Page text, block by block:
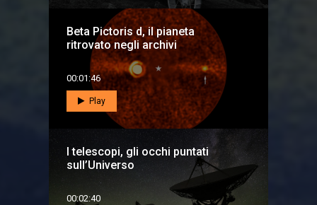
Beta Pictoris d, il pianeta
ritrovato negli archivi
00:01:46
Play
I telescopi, gli occhi puntati
sull’Universo
00:02:40